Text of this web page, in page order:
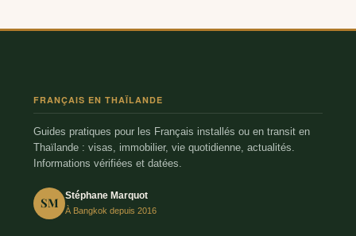
FRANÇAIS EN THAÏLANDE
Guides pratiques pour les Français installés ou en transit en
Thaïlande : visas, immobilier, vie quotidienne, actualités.
Informations vérifiées et datées.
SM Stéphane Marquot
À Bangkok depuis 2016